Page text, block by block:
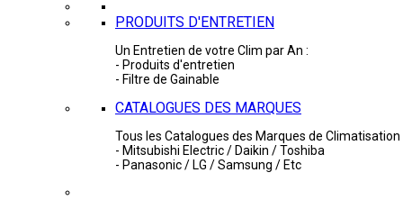
PRODUITS D'ENTRETIEN
Un Entretien de votre Clim par An :
- Produits d'entretien
- Filtre de Gainable
CATALOGUES DES MARQUES
Tous les Catalogues des Marques de Climatisation
- Mitsubishi Electric / Daikin / Toshiba
- Panasonic / LG / Samsung / Etc